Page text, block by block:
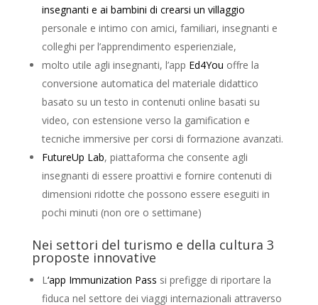
insegnanti e ai bambini di crearsi un villaggio
personale e intimo con amici, familiari, insegnanti e
colleghi per l’apprendimento esperienziale,
molto utile agli insegnanti, l’app Ed4You offre la
conversione automatica del materiale didattico
basato su un testo in contenuti online basati su
video, con estensione verso la gamification e
tecniche immersive per corsi di formazione avanzati.
FutureUp Lab, piattaforma che consente agli
insegnanti di essere proattivi e fornire contenuti di
dimensioni ridotte che possono essere eseguiti in
pochi minuti (non ore o settimane)
Nei settori del turismo e della cultura 3
proposte innovative
L ‘app Immunization Pass si prefigge di riportare la
fiduca nel settore dei viaggi internazionali attraverso